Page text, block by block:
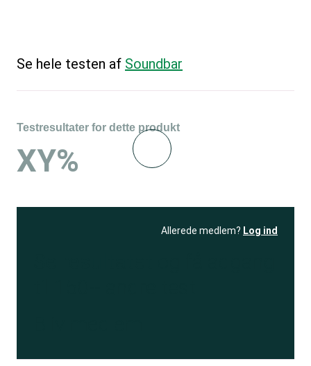
Se hele testen af Soundbar
Testresultater for dette produkt
XY%
Allerede medlem? Log ind